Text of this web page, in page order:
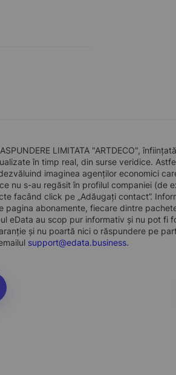
LIMITATA "ARTDECO",
în timp real, din surse veridice.
imaginea agenților economici
nu s-au regăsit în profilul companiei (de
facând click pe „Adăugați contact”.
pagina abonamente, fiecare dintre
eData au scop pur informativ și nu pot fi
și nu poartă nici o răspundere pe
support@edata.business.